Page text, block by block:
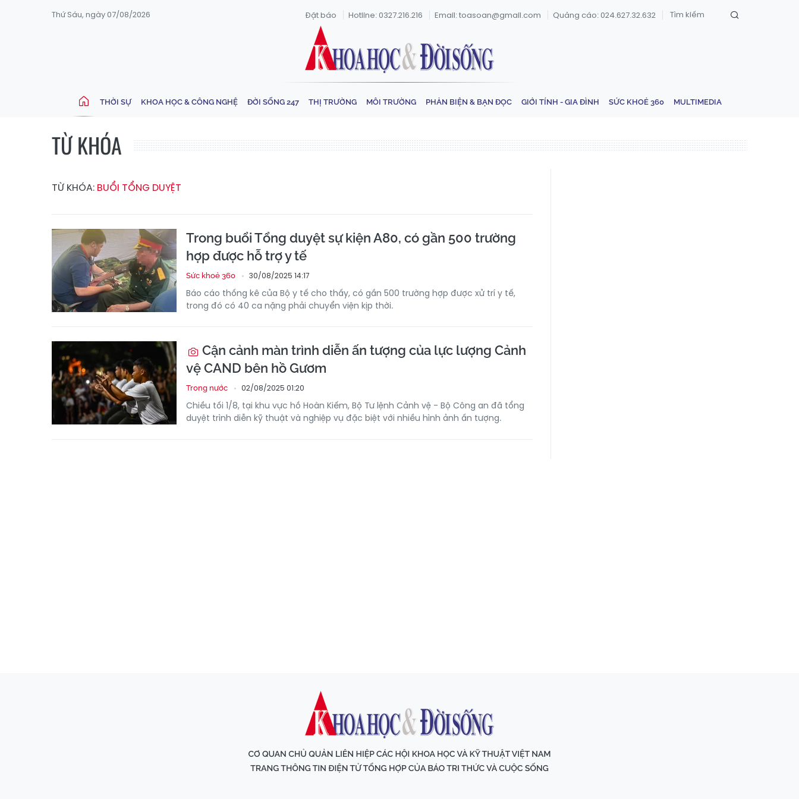
Thứ Sáu, ngày 07/08/2026 Đặt báo Hotline: 0327.216.216 Email: toasoan@gmail.com Quảng cáo: 024.627.32.632
THỜI SỰ KHOA HỌC & CÔNG NGHỆ ĐỜI SỐNG 247 THỊ TRƯỜNG MÔI TRƯỜNG PHẢN BIỆN & BẠN ĐỌC GIỚI TÍNH - GIA ĐÌNH SỨC KHOẺ 360 MULTIMEDIA
TỪ KHÓA
TỪ KHÓA: BUỔI TỔNG DUYỆT
Trong buổi Tổng duyệt sự kiện A80, có gần 500 trường
hợp được hỗ trợ y tế
Sức khoẻ 360 30/08/2025 14:17
Báo cáo thống kê của Bộ y tế cho thấy, có gần 500 trường hợp được xử trí y tế,
trong đó có 40 ca nặng phải chuyển viện kịp thời.
Cận cảnh màn trình diễn ấn tượng của lực lượng Cảnh
vệ CAND bên hồ Gươm
Trong nước 02/08/2025 01:20
Chiều tối 1/8, tại khu vực hồ Hoàn Kiếm, Bộ Tư lệnh Cảnh vệ - Bộ Công an đã tổng
duyệt trình diễn kỹ thuật và nghiệp vụ đặc biệt với nhiều hình ảnh ấn tượng.